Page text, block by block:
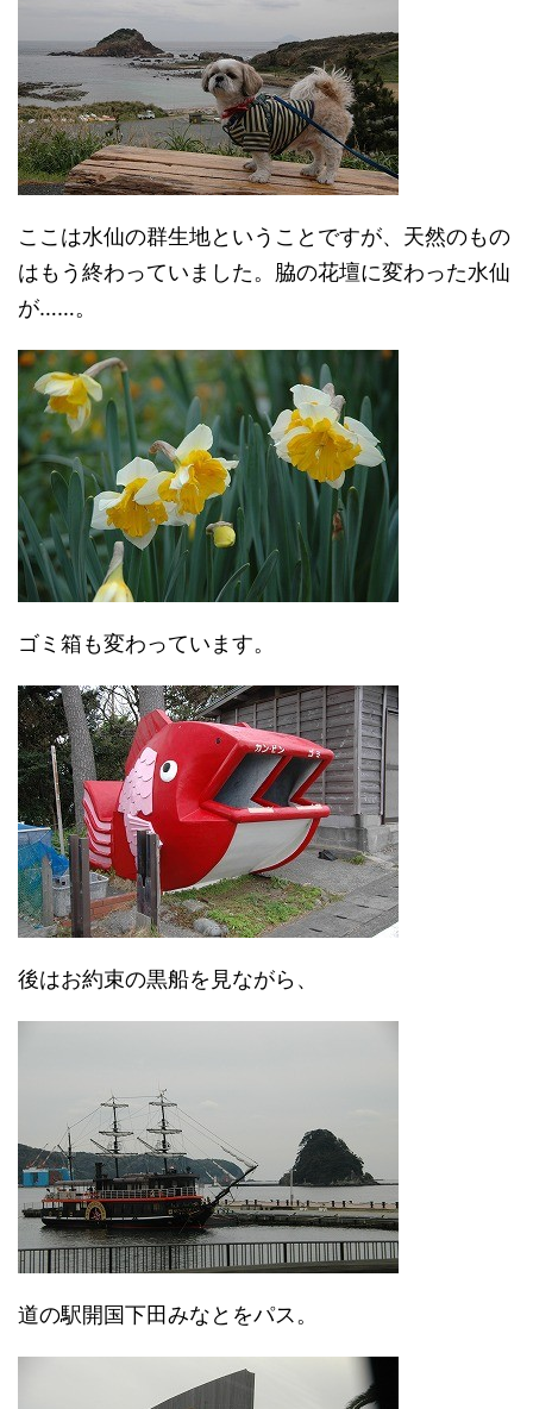
ここは水仙の群生地ということですが、天然のもの
はもう終わっていました。脇の花壇に変わった水仙
が……。
ゴミ箱も変わっています。
後はお約束の黒船を見ながら、
道の駅開国下田みなとをパス。